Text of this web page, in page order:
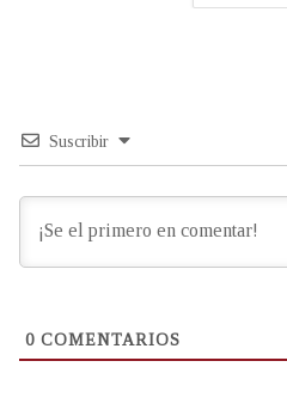
Suscribir
0 COMENTARIOS